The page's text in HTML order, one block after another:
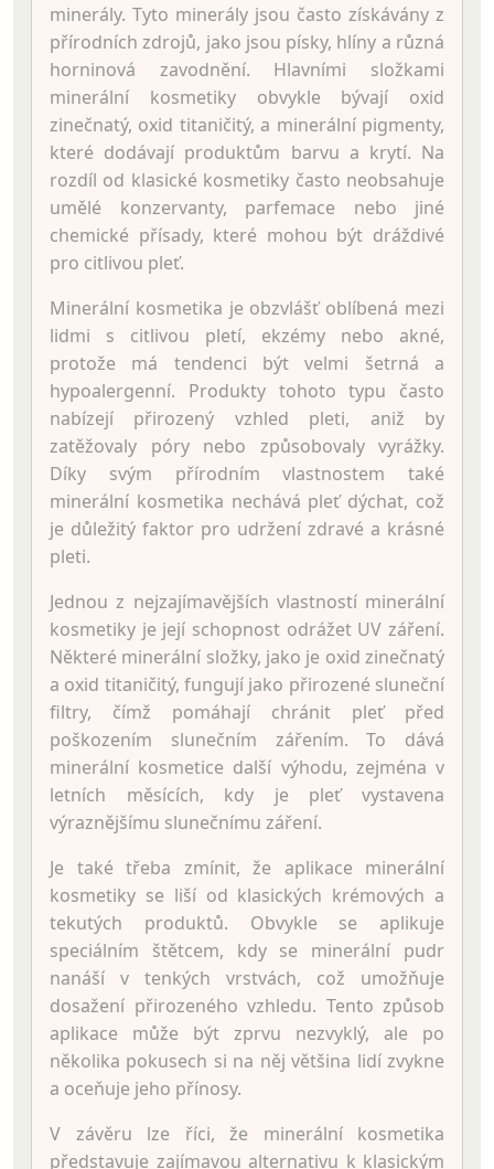
minerály. Tyto minerály jsou často získávány z
přírodních zdrojů, jako jsou písky, hlíny a různá
horninová zavodnění. Hlavními složkami
minerální kosmetiky obvykle bývají oxid
zinečnatý, oxid titaničitý, a minerální pigmenty,
které dodávají produktům barvu a krytí. Na
rozdíl od klasické kosmetiky často neobsahuje
umělé konzervanty, parfemace nebo jiné
chemické přísady, které mohou být dráždivé
pro citlivou pleť.
Minerální kosmetika je obzvlášť oblíbená mezi
lidmi s citlivou pletí, ekzémy nebo akné,
protože má tendenci být velmi šetrná a
hypoalergenní. Produkty tohoto typu často
nabízejí přirozený vzhled pleti, aniž by
zatěžovaly póry nebo způsobovaly vyrážky.
Díky svým přírodním vlastnostem také
minerální kosmetika nechává pleť dýchat, což
je důležitý faktor pro udržení zdravé a krásné
pleti.
Jednou z nejzajímavějších vlastností minerální
kosmetiky je její schopnost odrážet UV záření.
Některé minerální složky, jako je oxid zinečnatý
a oxid titaničitý, fungují jako přirozené sluneční
filtry, čímž pomáhají chránit pleť před
poškozením slunečním zářením. To dává
minerální kosmetice další výhodu, zejména v
letních měsících, kdy je pleť vystavena
výraznějšímu slunečnímu záření.
Je také třeba zmínit, že aplikace minerální
kosmetiky se liší od klasických krémových a
tekutých produktů. Obvykle se aplikuje
speciálním štětcem, kdy se minerální pudr
nanáší v tenkých vrstvách, což umožňuje
dosažení přirozeného vzhledu. Tento způsob
aplikace může být zprvu nezvyklý, ale po
několika pokusech si na něj většina lidí zvykne
a oceňuje jeho přínosy.
V závěru lze říci, že minerální kosmetika
představuje zajímavou alternativu k klasickým